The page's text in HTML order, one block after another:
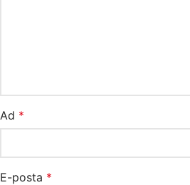
Ad *
E-posta *